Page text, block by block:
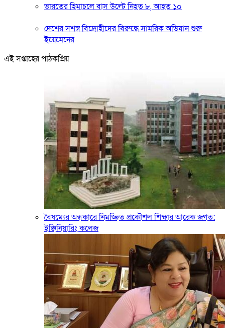
ভারতের হিমাচলে বাস উল্টে নিহত ৮, আহত ১০
দেশের সশস্ত্র বিদ্রোহীদের বিরুদ্ধে সামরিক অভিযান শুরু
ইয়েমেনের
এই সপ্তাহের পাঠকপ্রিয়
বৈষম্যের অন্ধকারে নিমজ্জিত প্রকৌশল শিক্ষার আরেক জগত:
ইঞ্জিনিয়ারিং কলেজ